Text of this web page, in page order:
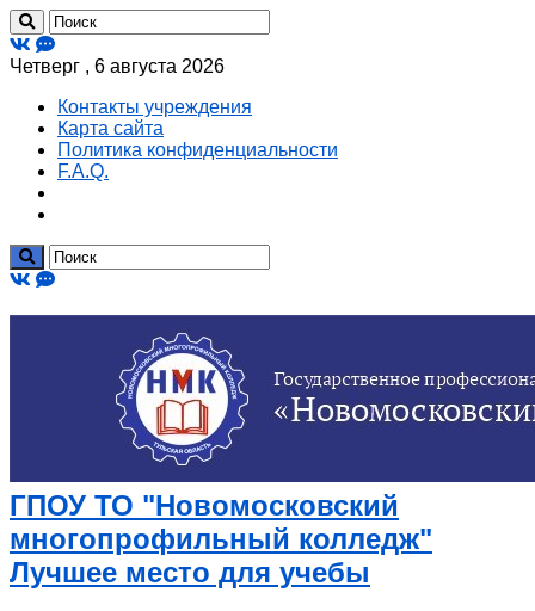
Четверг , 6 августа 2026
Контакты учреждения
Карта сайта
Политика конфиденциальности
F.A.Q.
ГПОУ ТО "Новомосковский
многопрофильный колледж"
Лучшее место для учебы